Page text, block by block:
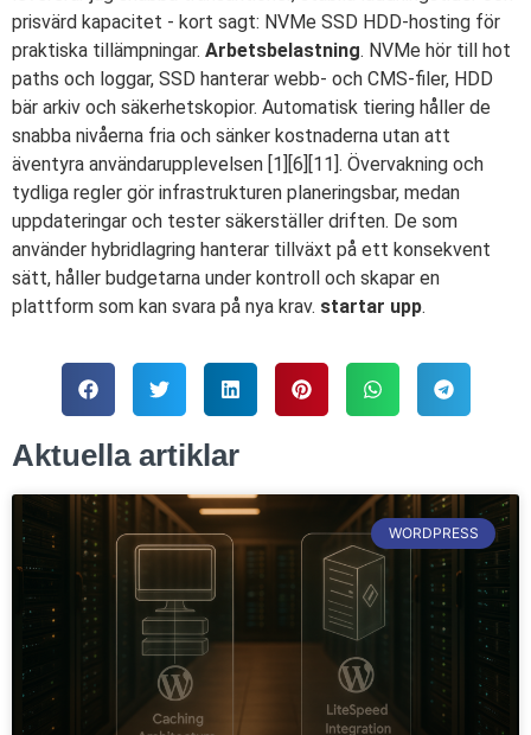
prisvärd kapacitet - kort sagt: NVMe SSD HDD-hosting för
praktiska tillämpningar. Arbetsbelastning. NVMe hör till hot
paths och loggar, SSD hanterar webb- och CMS-filer, HDD
bär arkiv och säkerhetskopior. Automatisk tiering håller de
snabba nivåerna fria och sänker kostnaderna utan att
äventyra användarupplevelsen [1][6][11]. Övervakning och
tydliga regler gör infrastrukturen planeringsbar, medan
uppdateringar och tester säkerställer driften. De som
använder hybridlagring hanterar tillväxt på ett konsekvent
sätt, håller budgetarna under kontroll och skapar en
plattform som kan svara på nya krav. startar upp.
Aktuella artiklar
WORDPRESS